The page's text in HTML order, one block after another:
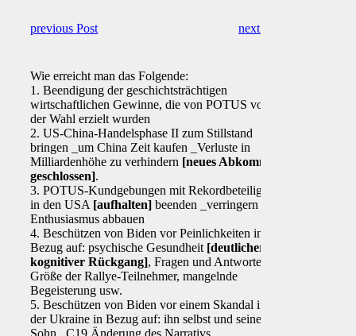
previous Post next Post
Wie erreicht man das Folgende:
1. Beendigung der geschichtsträchtigen
wirtschaftlichen Gewinne, die von POTUS vor
der Wahl erzielt wurden
2. US-China-Handelsphase II zum Stillstand
bringen _um China Zeit kaufen _Verluste in
Milliardenhöhe zu verhindern [neues Abkommen
geschlossen].
3. POTUS-Kundgebungen mit Rekordbeteiligung
in den USA [aufhalten] beenden _verringern und
Enthusiasmus abbauen
4. Beschützen von Biden vor Peinlichkeiten in
Bezug auf: psychische Gesundheit [deutlicher
kognitiver Rückgang], Fragen und Antworten,
Größe der Rallye-Teilnehmer, mangelnde
Begeisterung usw.
5. Beschützen von Biden vor einem Skandal in
der Ukraine in Bezug auf: ihn selbst und seinen
Sohn _C19 Änderung des Narrativs